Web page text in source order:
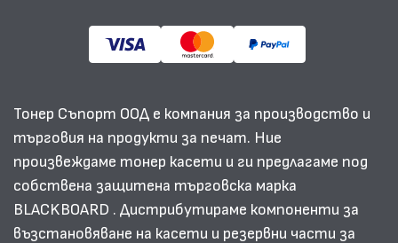
Тонер Съпорт ООД е компания за производство и
търговия на продукти за печат. Ние
произвеждаме тонер касети и ги предлагаме под
собствена защитена търговска марка
BLACKBOARD . Дистрибутираме компоненти за
възстановяване на касети и резервни части за